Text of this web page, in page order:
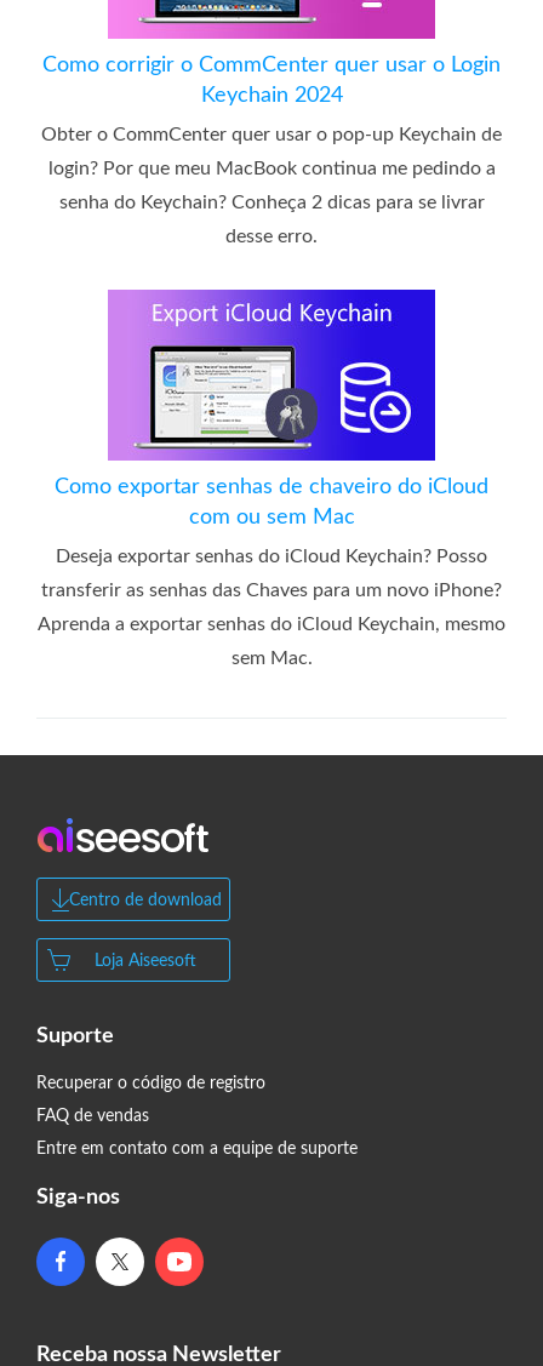
Como corrigir o CommCenter quer usar o Login
Keychain 2024
Obter o CommCenter quer usar o pop-up Keychain de
login? Por que meu MacBook continua me pedindo a
senha do Keychain? Conheça 2 dicas para se livrar
desse erro.
Como exportar senhas de chaveiro do iCloud
com ou sem Mac
Deseja exportar senhas do iCloud Keychain? Posso
transferir as senhas das Chaves para um novo iPhone?
Aprenda a exportar senhas do iCloud Keychain, mesmo
sem Mac.
Centro de download
Loja Aiseesoft
Suporte
Recuperar o código de registro
FAQ de vendas
Entre em contato com a equipe de suporte
Siga-nos
Receba nossa Newsletter